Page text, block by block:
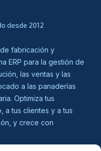
desde 2012
fabricación y
ERP para la gestión de
las ventas y las
a las panaderías
Optimiza tus
a tus clientes y a tus
y crece con